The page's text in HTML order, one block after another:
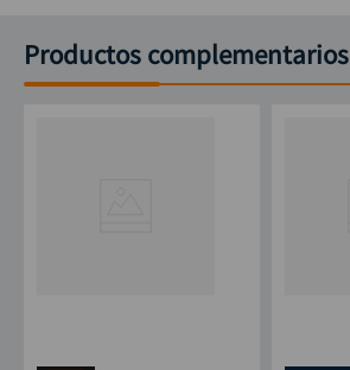
Incluye
Productos complementarios